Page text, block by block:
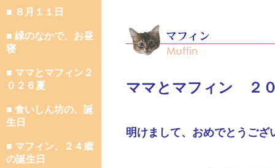
■ ８月１１日
■ 緑のなかで、お昼
寝
■ ママとマフィン２
０２６夏
■ 食いしん坊の、誕
生日
■ マフィン、２４歳
の誕生日
ママとマフィン ２
明けまして、おめでとうござ